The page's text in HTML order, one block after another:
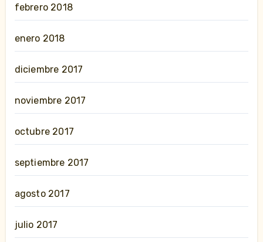
febrero 2018
enero 2018
diciembre 2017
noviembre 2017
octubre 2017
septiembre 2017
agosto 2017
julio 2017